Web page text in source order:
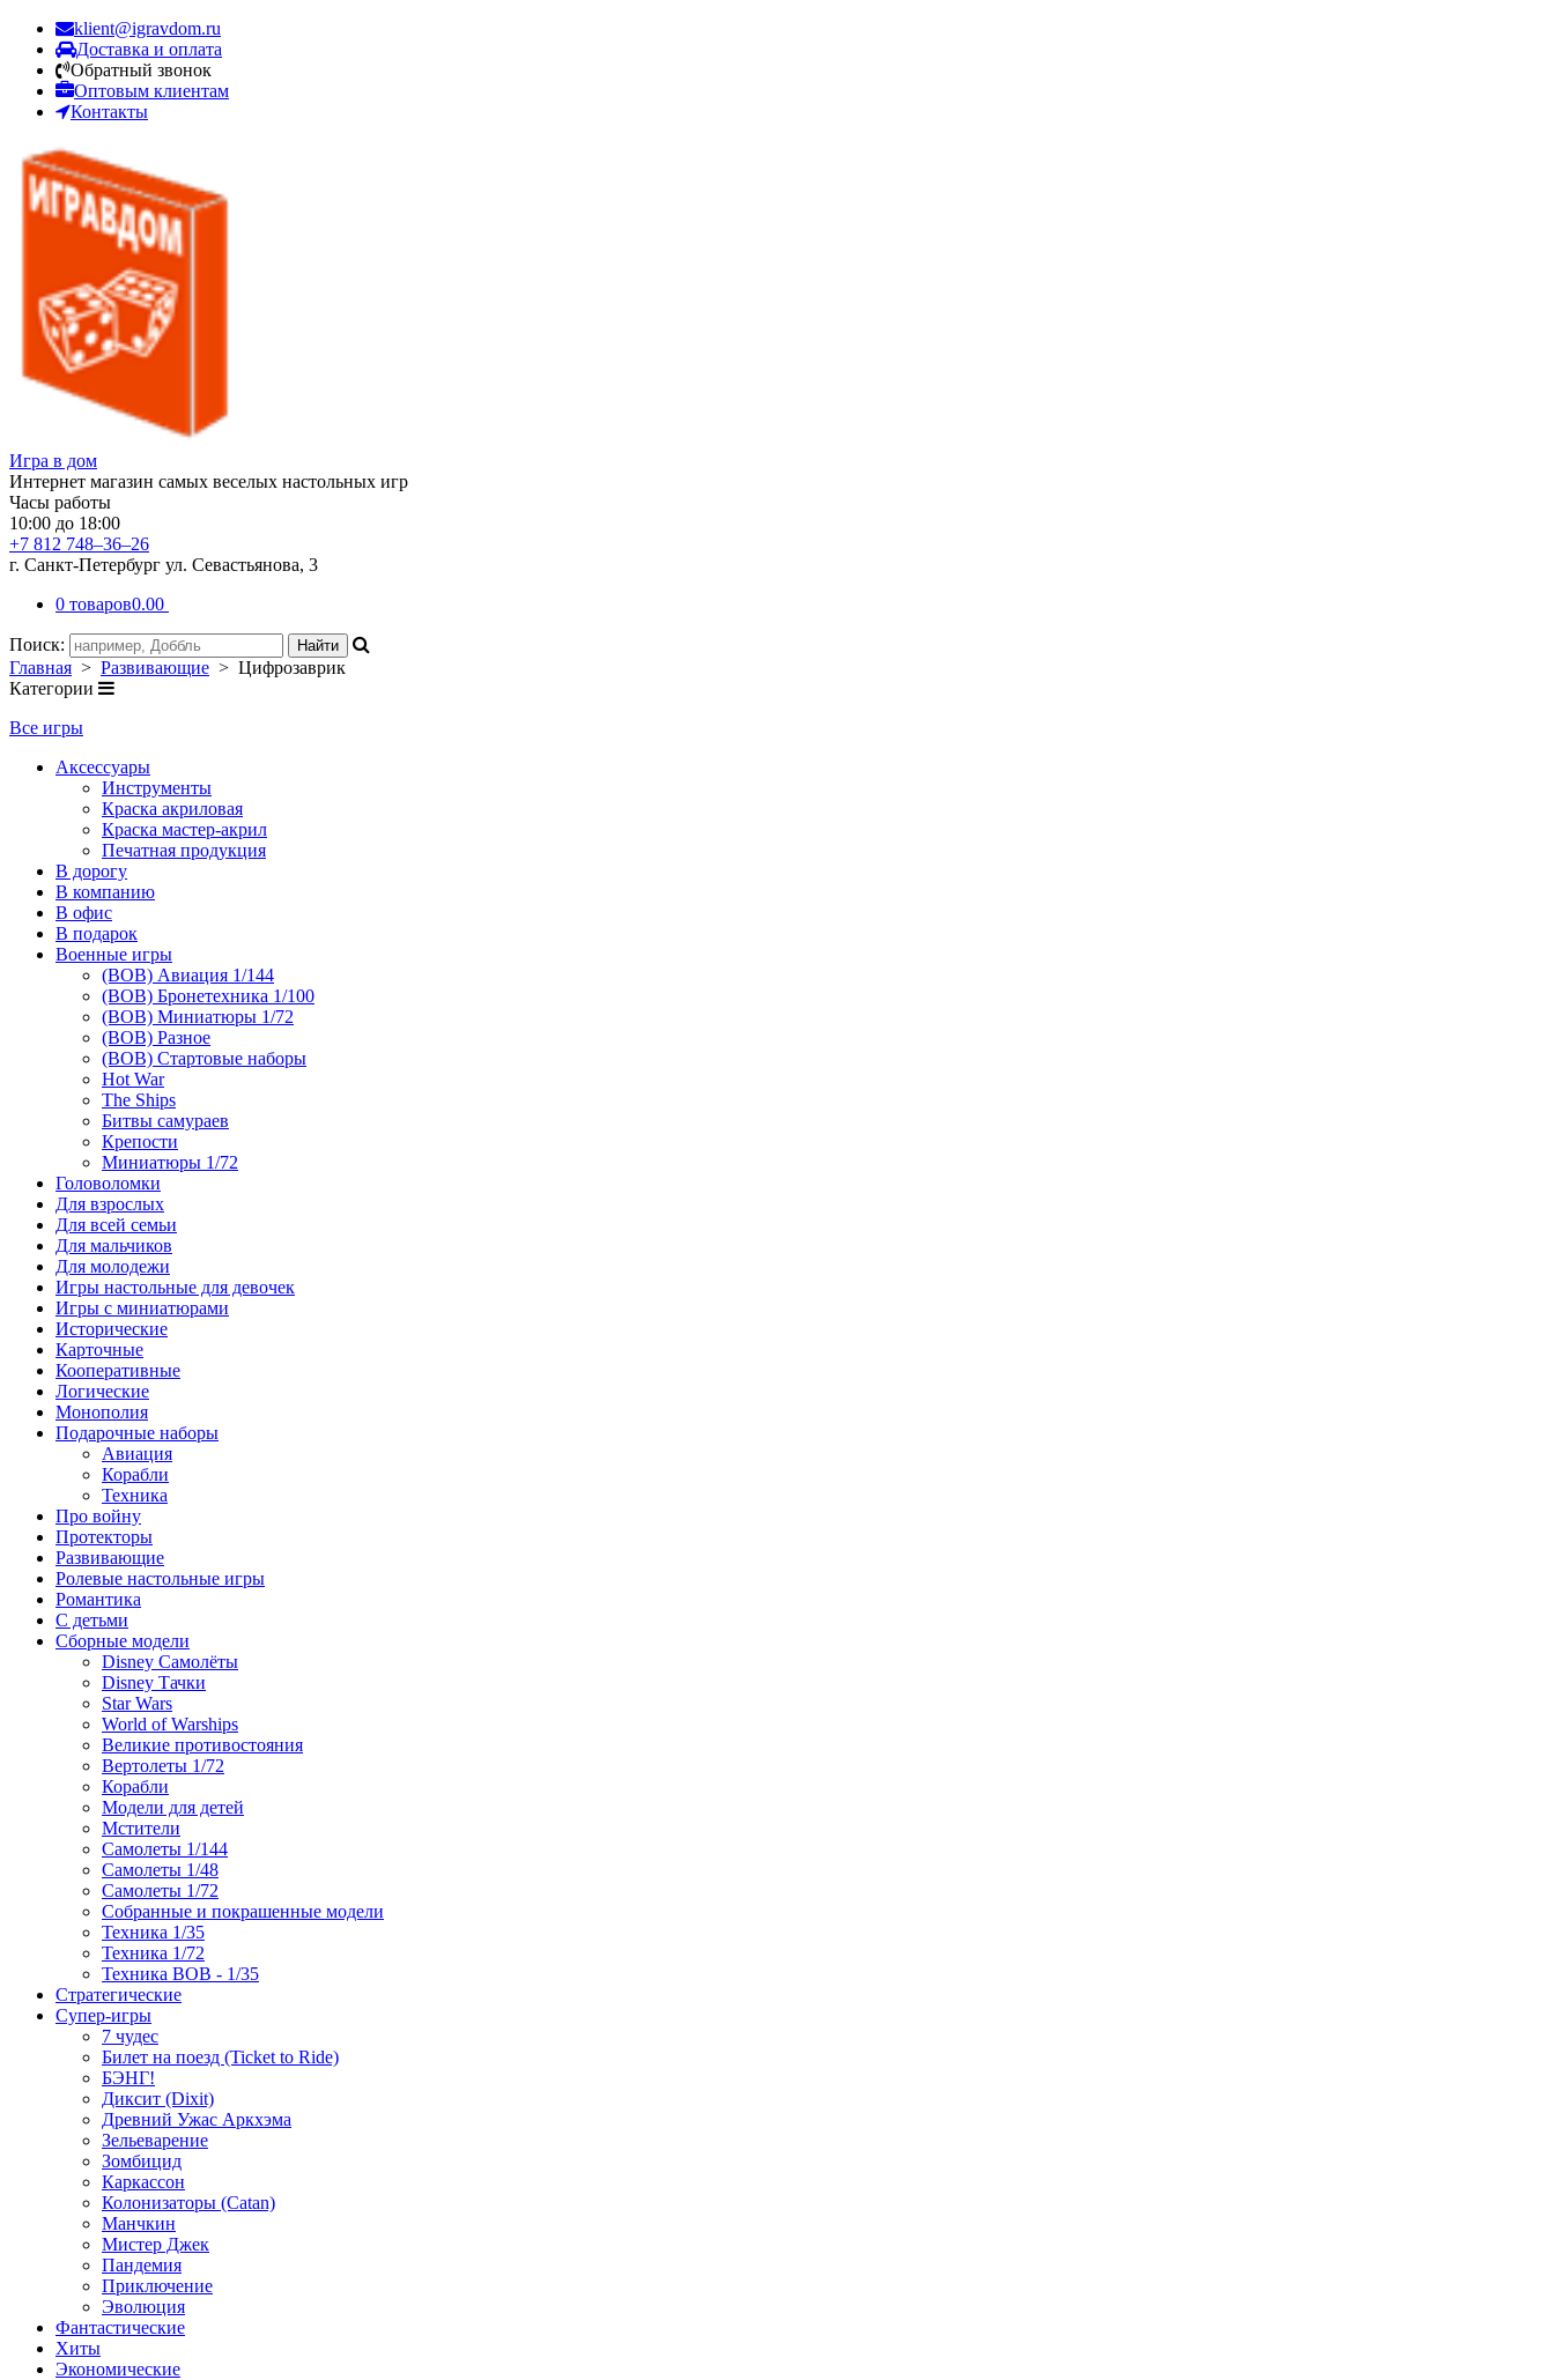
klient@igravdom.ru
Доставка и оплата
Обратный звонок
Оптовым клиентам
Контакты
Игра в дом
Интернет магазин самых веселых настольных игр
Часы работы
10:00 до 18:00
+7 812 748–36–26
г. Санкт-Петербург ул. Севастьянова, 3
0 товаров0.00
Поиск:
Главная > Развивающие > Цифрозаврик
Категории
Все игры
Аксессуары
Инструменты
Краска акриловая
Краска мастер-акрил
Печатная продукция
В дорогу
В компанию
В офис
В подарок
Военные игры
(ВОВ) Авиация 1/144
(ВОВ) Бронетехника 1/100
(ВОВ) Миниатюры 1/72
(ВОВ) Разное
(ВОВ) Стартовые наборы
Hot War
The Ships
Битвы самураев
Крепости
Миниатюры 1/72
Головоломки
Для взрослых
Для всей семьи
Для мальчиков
Для молодежи
Игры настольные для девочек
Игры с миниатюрами
Исторические
Карточные
Кооперативные
Логические
Монополия
Подарочные наборы
Авиация
Корабли
Техника
Про войну
Протекторы
Развивающие
Ролевые настольные игры
Романтика
С детьми
Сборные модели
Disney Самолёты
Disney Тачки
Star Wars
World of Warships
Великие противостояния
Вертолеты 1/72
Корабли
Модели для детей
Мстители
Самолеты 1/144
Самолеты 1/48
Самолеты 1/72
Собранные и покрашенные модели
Техника 1/35
Техника 1/72
Техника ВОВ - 1/35
Стратегические
Супер-игры
7 чудес
Билет на поезд (Ticket to Ride)
БЭНГ!
Диксит (Dixit)
Древний Ужас Аркхэма
Зельеварение
Зомбицид
Каркассон
Колонизаторы (Catan)
Манчкин
Мистер Джек
Пандемия
Приключение
Эволюция
Фантастические
Хиты
Экономические